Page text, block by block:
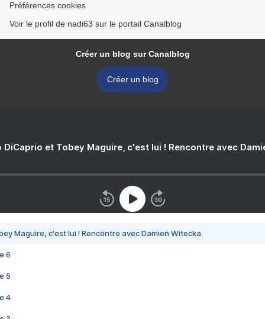
Préférences cookies
Voir le profil de nadi63 sur le portail Canalblog
Créer un blog sur Canalblog
Créer un blog
DiCaprio et Tobey Maguire, c'est lui ! Rencontre avec
Maguire, c'est lui ! Rencontre avec Damien Witecka
6
5
4